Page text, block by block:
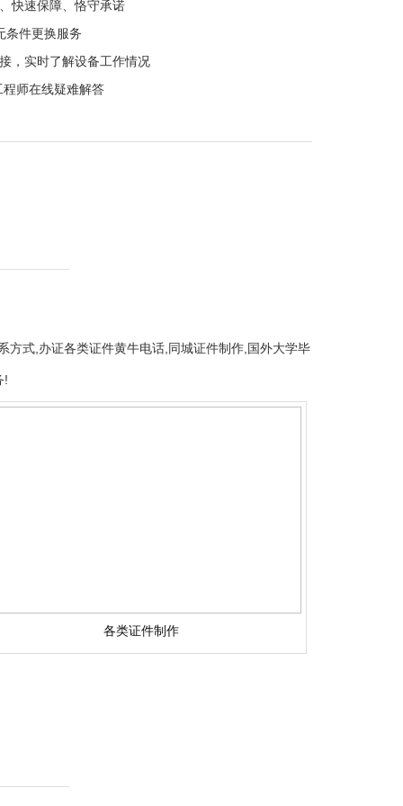
快速保障、恪守承诺
条件更换服务
，实时了解设备工作情况
师在线疑难解答
式,办证各类证件黄牛电话,同城证件制作,国外大学毕
!
各类证件制作